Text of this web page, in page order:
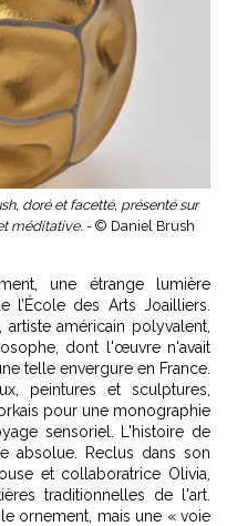
doré et facetté, présenté sur
méditative. - © Daniel Brush
une étrange lumière
l’École des Arts Joailliers.
américain polyvalent,
dont l'œuvre n'avait
telle envergure en France.
peintures et sculptures,
pour une monographie
sensoriel. L'histoire de
absolue. Reclus dans son
et collaboratrice Olivia,
traditionnelles de l'art.
ornement, mais une « voie